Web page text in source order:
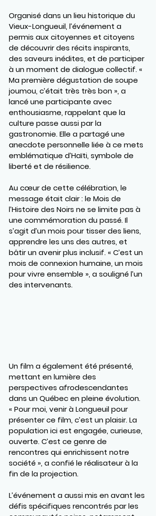
Organisé dans un lieu historique du
Vieux-Longueuil, l’événement a
permis aux citoyennes et citoyens
de découvrir des récits inspirants,
des saveurs inédites, et de participer
à un moment de dialogue collectif. «
Ma première dégustation de soupe
joumou, c’était très très bon », a
lancé une participante avec
enthousiasme, rappelant que la
culture passe aussi par la
gastronomie. Elle a partagé une
anecdote personnelle liée à ce mets
emblématique d’Haïti, symbole de
liberté et de résilience.
Au cœur de cette célébration, le
message était clair : le Mois de
l’Histoire des Noirs ne se limite pas à
une commémoration du passé. Il
s’agit d’un mois pour tisser des liens,
apprendre les uns des autres, et
bâtir un avenir plus inclusif. « C’est un
mois de connexion humaine, un mois
pour vivre ensemble », a souligné l’un
des intervenants.
Un film a également été présenté,
mettant en lumière des
perspectives afrodescendantes
dans un Québec en pleine évolution.
« Pour moi, venir à Longueuil pour
présenter ce film, c’est un plaisir. La
population ici est engagée, curieuse,
ouverte. C’est ce genre de
rencontres qui enrichissent notre
société », a confié le réalisateur à la
fin de la projection.
L’événement a aussi mis en avant les
défis spécifiques rencontrés par les